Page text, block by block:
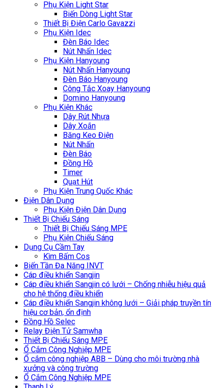
Phụ Kiện Light Star
Biến Dòng Light Star
Thiết Bị Điện Carlo Gavazzi
Phụ Kiện Idec
Đèn Báo Idec
Nút Nhấn Idec
Phụ Kiện Hanyoung
Nút Nhấn Hanyoung
Đèn Báo Hanyoung
Công Tắc Xoay Hanyoung
Domino Hanyoung
Phụ Kiện Khác
Dây Rút Nhựa
Dây Xoắn
Băng Keo Điện
Nút Nhấn
Đèn Báo
Đồng Hồ
Timer
Quạt Hút
Phụ Kiện Trung Quốc Khác
Điện Dân Dụng
Phụ Kiện Điện Dân Dụng
Thiết Bị Chiếu Sáng
Thiết Bị Chiếu Sáng MPE
Phụ Kiện Chiếu Sáng
Dụng Cụ Cầm Tay
Kìm Bấm Cos
Biến Tần Đa Năng INVT
Cáp điều khiển Sangjin
Cáp điều khiển Sangjin có lưới – Chống nhiễu hiệu quả
cho hệ thống điều khiển
Cáp điều khiển Sangjin không lưới – Giải pháp truyền tín
hiệu cơ bản, ổn định
Đồng Hồ Selec
Relay Điện Tử Samwha
Thiết Bị Chiếu Sáng MPE
Ổ Cắm Công Nghiệp MPE
Ổ cắm công nghiệp ABB – Dùng cho môi trường nhà
xưởng và công trường
Ổ Cắm Công Nghiệp MPE